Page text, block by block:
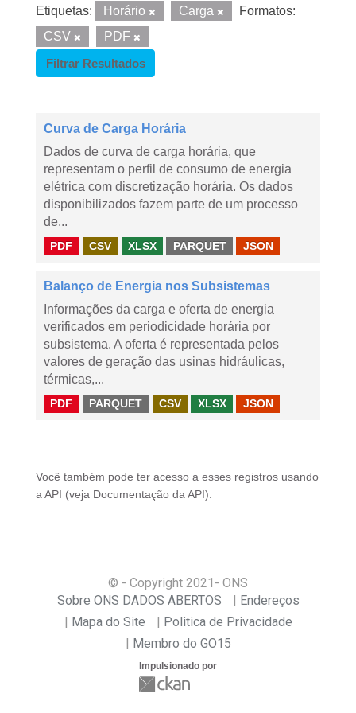
Etiquetas: Horário Carga
Formatos:
CSV
PDF
Filtrar Resultados
Curva de Carga Horária
Dados de curva de carga horária, que
representam o perfil de consumo de energia
elétrica com discretização horária. Os dados
disponibilizados fazem parte de um processo
de...
PDF CSV XLSX PARQUET JSON
Balanço de Energia nos Subsistemas
Informações da carga e oferta de energia
verificados em periodicidade horária por
subsistema. A oferta é representada pelos
valores de geração das usinas hidráulicas,
térmicas,...
PDF PARQUET CSV XLSX JSON
Você também pode ter acesso a esses registros usando
a API (veja Documentação da API ).
© - Copyright 2021 - ONS
Sobre ONS DADOS ABERTOS
Endereços
Mapa do Site
Politica de Privacidade
Membro do GO15
Impulsionado por